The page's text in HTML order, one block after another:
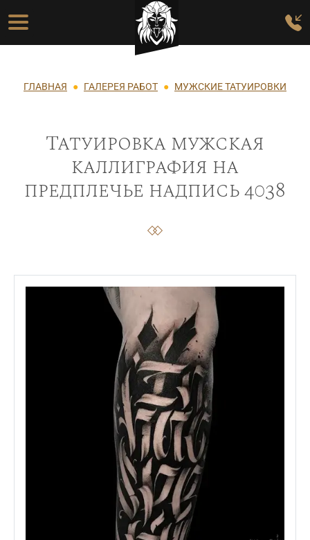
Перейти к основному содержанию
Основная навигация
Строка навигации
ГЛАВНАЯ ГАЛЕРЕЯ РАБОТ МУЖСКИЕ ТАТУИРОВКИ
Татуировка мужская
каллиграфия на
предплечье надпись 4038